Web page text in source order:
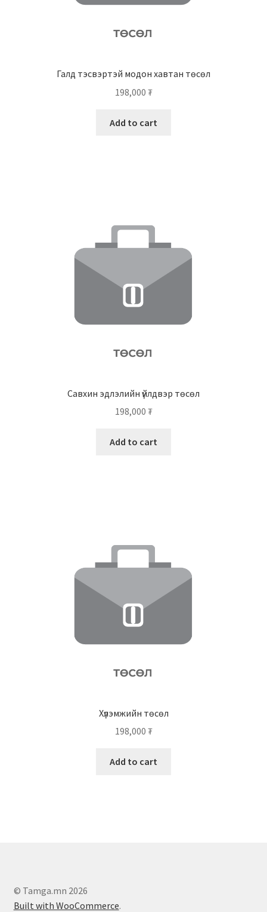
Галд тэсвэртэй модон хавтан төсөл
198,000 ₮
Add to cart
Савхин эдлэлийн үйлдвэр төсөл
198,000 ₮
Add to cart
Хүлэмжийн төсөл
198,000 ₮
Add to cart
© Tamga.mn 2026
Built with WooCommerce.